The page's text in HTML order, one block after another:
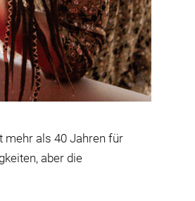
mehr als 40 Jahren für
aber die